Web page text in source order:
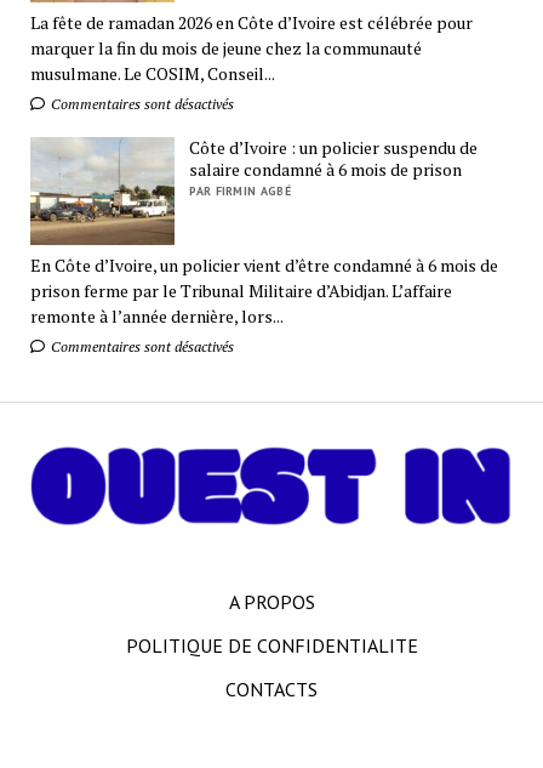
La fête de ramadan 2026 en Côte d’Ivoire est célébrée pour
marquer la fin du mois de jeune chez la communauté
musulmane. Le COSIM, Conseil...
Commentaires sont désactivés
Côte d’Ivoire : un policier suspendu de
salaire condamné à 6 mois de prison
PAR FIRMIN AGBÉ
En Côte d’Ivoire, un policier vient d’être condamné à 6 mois de
prison ferme par le Tribunal Militaire d’Abidjan. L’affaire
remonte à l’année dernière, lors...
Commentaires sont désactivés
A PROPOS
POLITIQUE DE CONFIDENTIALITE
CONTACTS